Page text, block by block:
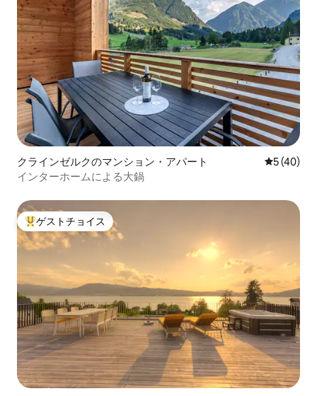
クラインゼルクのマンション・アパート レビュー
5 (40)
インターホームによる大鍋
大好評のゲストチョイスです。
ゲストチョイス